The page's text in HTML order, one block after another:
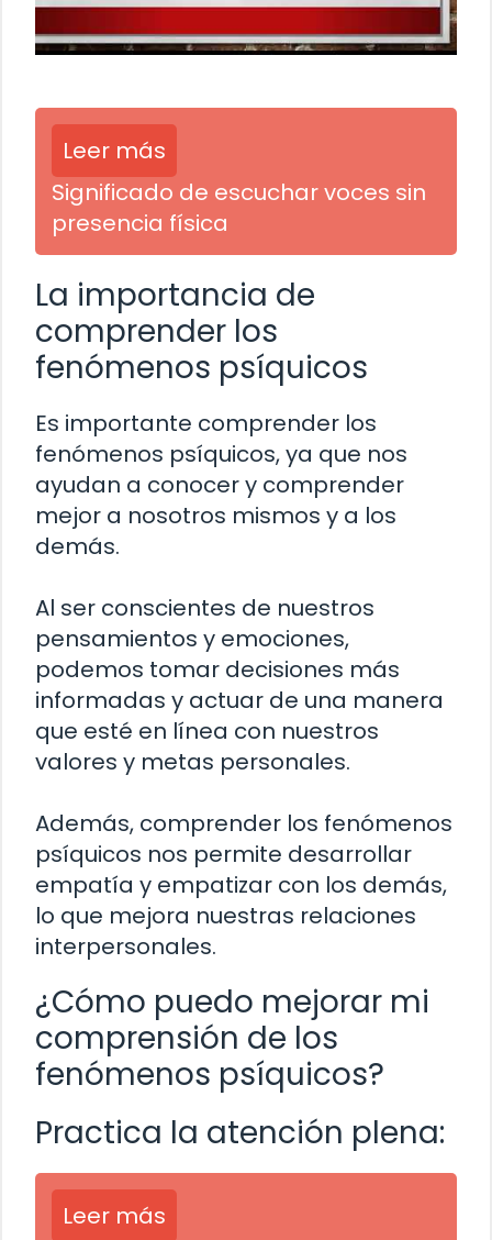
Leer más
Significado de escuchar voces sin
presencia física
La importancia de
comprender los
fenómenos psíquicos
Es importante comprender los
fenómenos psíquicos, ya que nos
ayudan a conocer y comprender
mejor a nosotros mismos y a los
demás.
Al ser conscientes de nuestros
pensamientos y emociones,
podemos tomar decisiones más
informadas y actuar de una manera
que esté en línea con nuestros
valores y metas personales.
Además, comprender los fenómenos
psíquicos nos permite desarrollar
empatía y empatizar con los demás,
lo que mejora nuestras relaciones
interpersonales.
¿Cómo puedo mejorar mi
comprensión de los
fenómenos psíquicos?
Practica la atención plena:
Leer más